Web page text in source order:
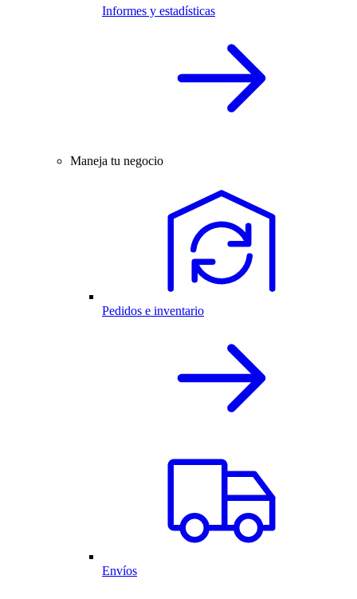
Informes y estadísticas
Maneja tu negocio
Pedidos e inventario
Envíos